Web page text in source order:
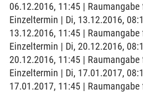
06.12.2016, 11:45 |
Einzeltermin | Di, 13.12.2016,
13.12.2016, 11:45 |
Einzeltermin | Di, 20.12.2016,
20.12.2016, 11:45 |
Einzeltermin | Di, 17.01.2017,
17.01.2017, 11:45 |